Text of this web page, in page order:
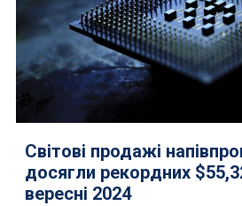
Світові продажі
досягли рекордних
вересні 2024